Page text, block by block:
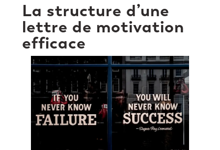
La structure d’une
lettre de motivation
efficace